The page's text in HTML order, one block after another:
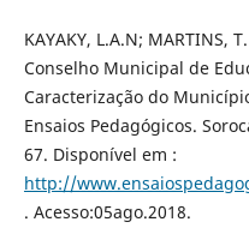
KAYAKY, L.A.N; MARTINS,
Conselho Municipal de
Caracterização do
Ensaios Pedagógicos.
67. Disponível em :
http://
. Acesso:05ago.2018.